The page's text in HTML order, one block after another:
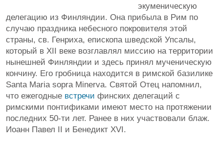
экуменическую
делегацию из Финляндии. Она прибыла в Рим по
случаю праздника небесного покровителя этой
страны, св. Генриха, епископа шведской Упсалы,
который в XII веке возглавлял миссию на территории
нынешней Финляндии и здесь принял мученическую
кончину. Его гробница находится в римской базилике
Santa Maria sopra Minerva. Святой Отец напомнил,
что ежегодные встречи финских делегаций с
римскими понтификами имеют место на протяжении
последних 50-ти лет. Ранее в них участвовали блаж.
Иоанн Павел II и Бенедикт XVI.